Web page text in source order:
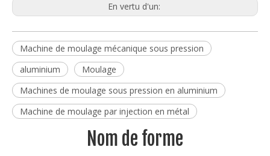
En vertu d'un:
Machine de moulage mécanique sous pression
aluminium
Moulage
Machines de moulage sous pression en aluminium
Machine de moulage par injection en métal
Nom de forme